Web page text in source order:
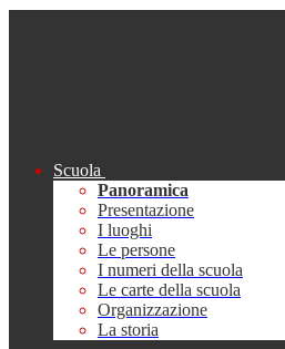
Scuola
Panoramica
Presentazione
I luoghi
Le persone
I numeri della scuola
Le carte della scuola
Organizzazione
La storia